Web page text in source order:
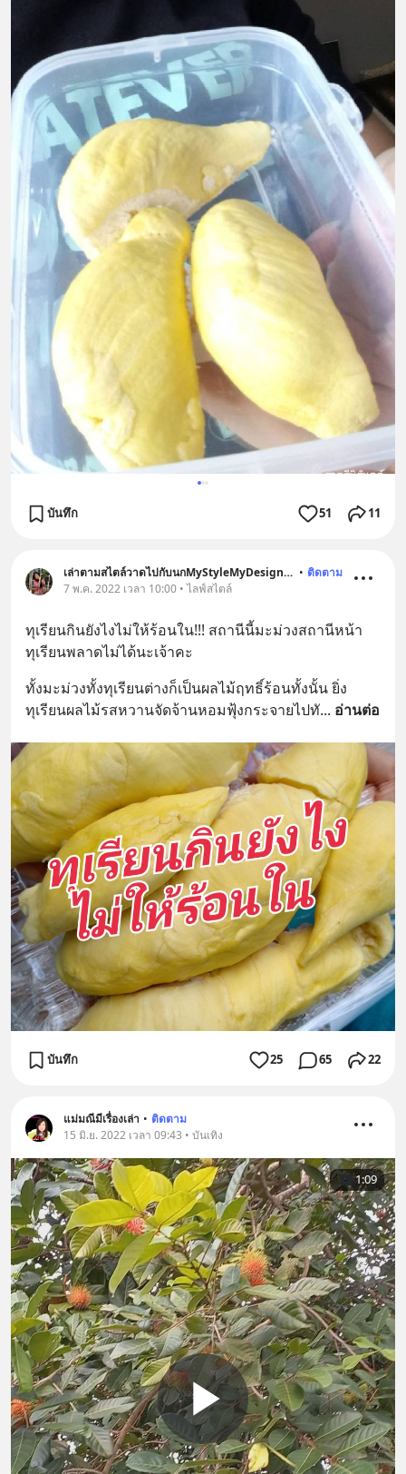
บันทึก 51 11
เล่าตามสไตล์วาดไปกับนกMyStyleMyDesignTellinstyle • ติดตาม
7 พ.ค. 2022 เวลา 10:00 • ไลฟ์สไตล์
ทุเรียนกินยังไงไม่ให้ร้อนใน!!! สถานีนี้มะม่วงสถานีหน้า
ทุเรียนพลาดไม่ได้นะเจ้าคะ
ทั้งมะม่วงทั้งทุเรียนต่างก็เป็นผลไม้ฤทธิ์ร้อนทั้งนั้น ยิ่ง
ทุเรียนผลไม้รสหวานจัดจ้านหอมฟุ้งกระจายไปทั... อ่านต่อ
บันทึก 25 65 22
แม่มณีมีเรื่องเล่า • ติดตาม
15 มิ.ย. 2022 เวลา 09:43 • บันเทิง
1:09